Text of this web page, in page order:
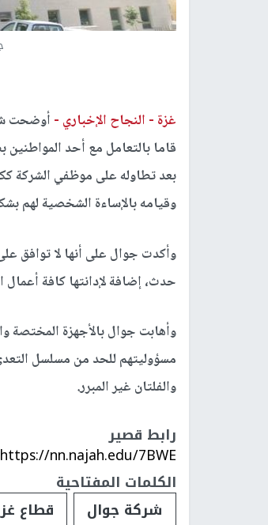
غزة - النجاح الإخباري - أوضحت
قاما بالتعامل مع أحد
بعد تطاوله على موظفي الشركة
وقيامه بالإساءة الشخصية لهم
وأكدت جوال على أنها لا توافق
حدث، إضافة لإدانتها كافة
وأهابت جوال بالأجهزة المختصة
مسؤوليتهم للحد من مسلسل
والفلتان غير المبرر.
رابط قصير
https://nn.najah.edu/7BWE/
الكلمات المفتاحية
شركة جوال
قطاع